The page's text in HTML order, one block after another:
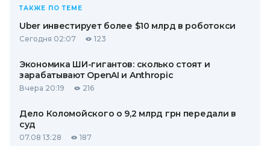
ТАКЖЕ ПО ТЕМЕ
Uber инвестирует более $10 млрд в роботокси
Сегодня 02:07 123
Экономика ШИ-гигантов: сколько стоят и
зарабатывают OpenAI и Anthropic
Вчера 20:19 216
Дело Коломойского о 9,2 млрд грн передали в
суд
07.08 13:28 187